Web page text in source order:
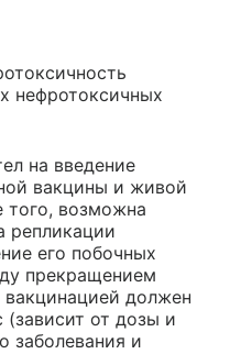
нефротоксичных
на введение
вакцины и живой
того, возможна
репликации
его побочных
прекращением
должен
(зависит от дозы и
заболевания и